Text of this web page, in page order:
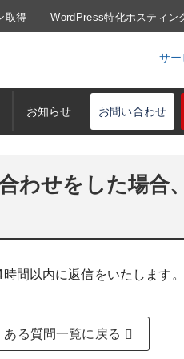
取得 WordPress特化ホスティン
サー
お知らせ お問い合わせ
わせをした場合
間以内に返信をいたします。
ある質問一覧に戻る